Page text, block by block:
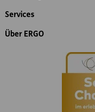
Services
Über ERGO